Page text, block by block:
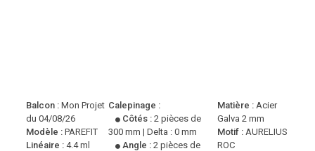
Balcon : Mon Projet
du 04/08/26
Modèle : PAREFIT
Linéaire : 4.4 ml
Calepinage :
Côtés : 2 pièces de
300 mm | Delta : 0 mm
Angle : 2 pièces de
Matière : Acier
Galva 2 mm
Motif : AURELIUS
ROC